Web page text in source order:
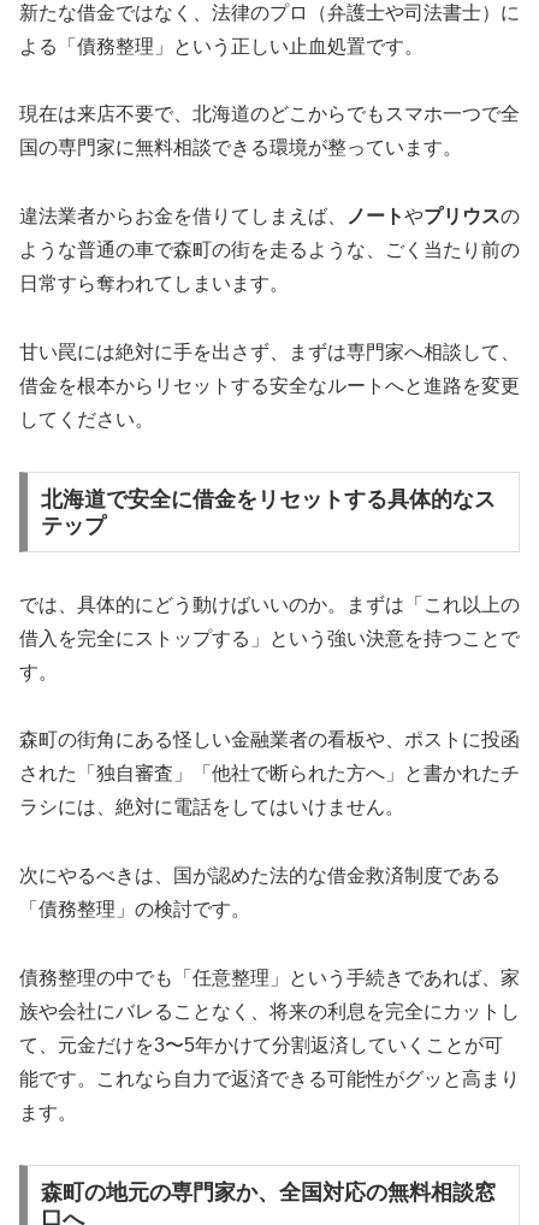
新たな借金ではなく、法律のプロ（弁護士や司法書士）に
よる「債務整理」という正しい止血処置です。
現在は来店不要で、北海道のどこからでもスマホ一つで全
国の専門家に無料相談できる環境が整っています。
違法業者からお金を借りてしまえば、 ノートやプリウスの
ような普通の車で森町の街を走るような、ごく当たり前の
日常すら奪われてしまいます。
甘い罠には絶対に手を出さず、まずは専門家へ相談して、
借金を根本からリセットする安全なルートへと進路を変更
してください。
北海道で安全に借金をリセットする具体的なス
テップ
では、具体的にどう動けばいいのか。まずは「これ以上の
借入を完全にストップする」という強い決意を持つことで
す。
森町の街角にある怪しい金融業者の看板や、ポストに投函
された「独自審査」「他社で断られた方へ」と書かれたチ
ラシには、絶対に電話をしてはいけません。
次にやるべきは、国が認めた法的な借金救済制度である
「債務整理」の検討です。
債務整理の中でも「任意整理」という手続きであれば、家
族や会社にバレることなく、将来の利息を完全にカットし
て、元金だけを3〜5年かけて分割返済していくことが可
能です。これなら自力で返済できる可能性がグッと高まり
ます。
森町の地元の専門家か、全国対応の無料相談窓
口へ